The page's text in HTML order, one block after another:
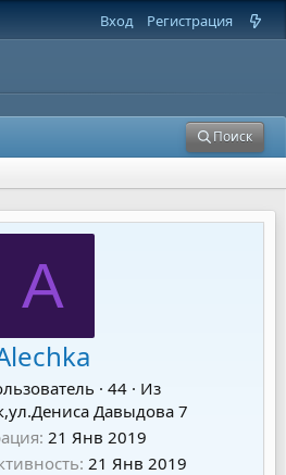
Вход Регистрация
Поиск
A
· 44 · Из
Давыдова 7
21 Янв 2019
21 Янв 2019